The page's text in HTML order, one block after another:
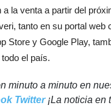
la venta a partir del
tanto en su portal web
Store y Google Play,
el país.
minuto a minuto en
Twitter¡La noticia en